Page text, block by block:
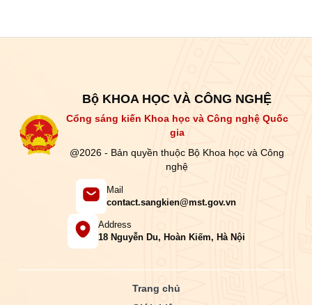
Bộ KHOA HỌC VÀ CÔNG NGHỆ
Cổng sáng kiến Khoa học và Công nghệ Quốc
gia
@2026 - Bản quyền thuộc Bộ Khoa học và Công
nghệ
Mail
contact.sangkien@mst.gov.vn
Address
18 Nguyễn Du, Hoàn Kiếm, Hà Nội
Trang chủ